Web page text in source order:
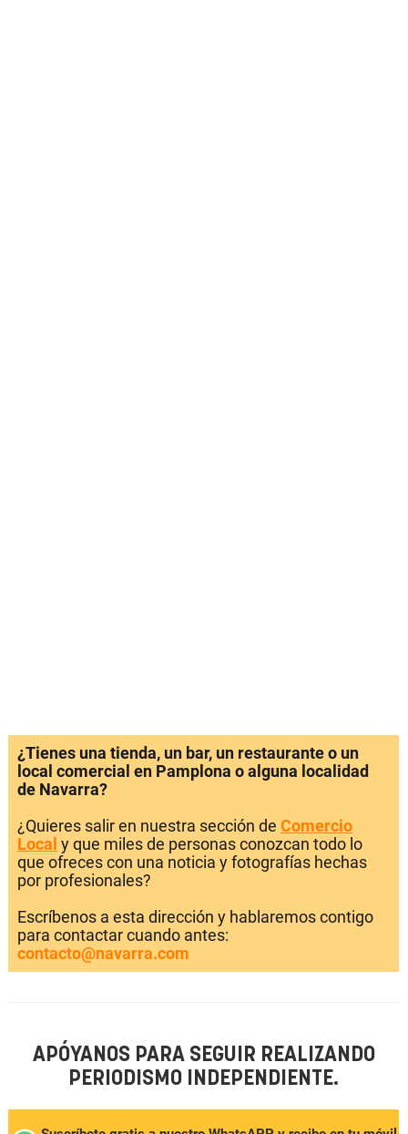
¿Tienes una tienda, un bar, un restaurante o un
local comercial en Pamplona o alguna localidad
de Navarra?
¿Quieres salir en nuestra sección de Comercio
Local y que miles de personas conozcan todo lo
que ofreces con una noticia y fotografías hechas
por profesionales?
Escríbenos a esta dirección y hablaremos contigo
para contactar cuando antes:
contacto@navarra.com
APÓYANOS PARA SEGUIR REALIZANDO
PERIODISMO INDEPENDIENTE.